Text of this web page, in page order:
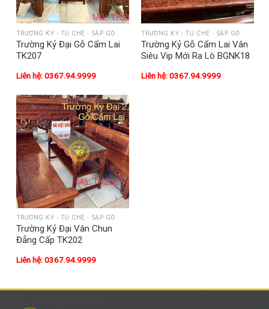
TRƯỜNG KỶ - TỦ CHÈ - SẬP GỖ
Trường Kỷ Đại Gỗ Cẩm Lai
TK207
Liên hệ: 0367.94.9999
TRƯỜNG KỶ - TỦ CHÈ - SẬP GỖ
Trường Kỷ Gỗ Cẩm Lai Vân
Siêu Vip Mới Ra Lò BGNK18
Liên hệ: 0367.94.9999
TRƯỜNG KỶ - TỦ CHÈ - SẬP GỖ
Trường Kỷ Đại Vân Chun
Đẳng Cấp TK202
Liên hệ: 0367.94.9999